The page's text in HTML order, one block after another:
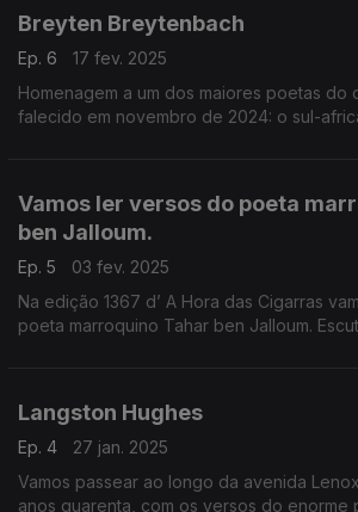
Breyten Breytenbach
Ep. 6
17 fev. 2025
Homenagem a um dos maiores poetas do
falecido em novembro de 2024: o sul-
Vamos ler versos do poeta
ben Jalloum.
Ep. 5
03 fev. 2025
Na edição 1367 d’ A Hora das Cigarras
poeta marroquino Tahar ben Jalloum.
Langston Hughes
Ep. 4
27 jan. 2025
Vamos passear ao longo da avenida
anos quarenta, com os versos do enorme